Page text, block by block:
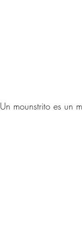
Un mounstrito es un